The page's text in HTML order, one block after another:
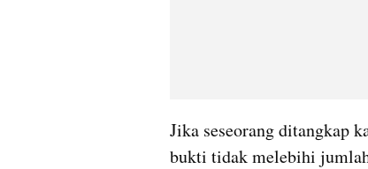
Jika seseorang ditangkap
bukti tidak melebihi